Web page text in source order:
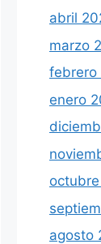
abril
marzo
febrero
enero
agosto